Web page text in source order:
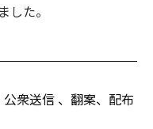
した。
衆送信 、翻案、配布